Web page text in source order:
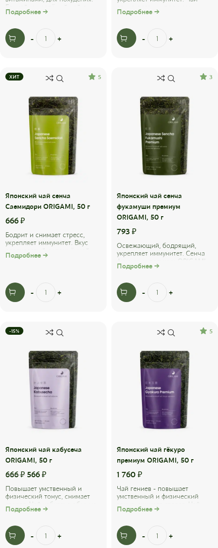
Генмайча - зелёный чай с
обжаренным рисом на основе
Подробнее →
органический японский чай,
Подробнее →
ХИТ 5
Японский чай сенча
Саемидори ORIGAMI, 50 г
666 ₽
Бодрит и снимает стресс,
укрепляет иммунитет. Вкус
сладковатый с утончённой
терпкостью, который
Подробнее →
3
Японский чай сенча
фукамуши премиум
ORIGAMI, 50 г
793 ₽
Освежающий, бодрящий,
укрепляет иммунитет. Сенча
фукамуши премиум ORIGAMI
TEA - японский зелёный чай,
Подробнее →
-15%
Японский чай кабусеча
ORIGAMI, 50 г
666₽ 566 ₽
Повышает умственный и
физический тонус, снимает
стресс. Чай кабусеча обычно
описывается как средняя
Подробнее →
5
Японский чай гёкуро
премиум ORIGAMI, 50 г
1 760 ₽
Чай гениев - повышает
умственный и физический
тонус, снимает стресс. Чай
гёкуро в переводе с
Подробнее →